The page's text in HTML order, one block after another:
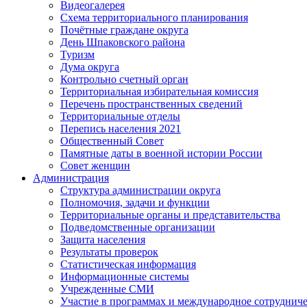
Видеогалерея
Схема территориального планирования
Почётные граждане округа
День Шпаковского района
Туризм
Дума округа
Контрольно счетный орган
Территориальная избирательная комиссия
Перечень пространственных сведений
Территориальные отделы
Перепись населения 2021
Общественный Совет
Памятные даты в военной истории России
Совет женщин
Администрация
Структура администрации округа
Полномочия, задачи и функции
Территориальные органы и представительства
Подведомственные организации
Защита населения
Результаты проверок
Статистическая информация
Информационные системы
Учрежденные СМИ
Участие в программах и международное